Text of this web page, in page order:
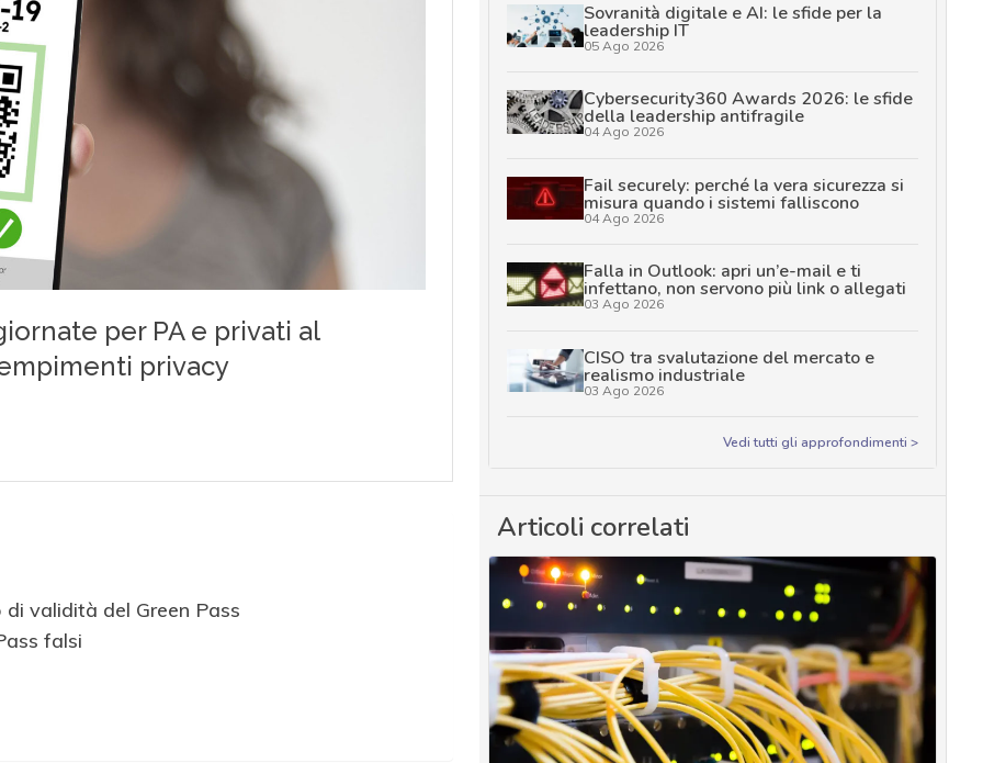
validità del Green Pass
falsi
Sovranità digitale e AI: le sfide per la
leadership IT
05 Ago 2026
Cybersecurity360 Awards 2026: le sfide
della leadership antifragile
04 Ago 2026
Fail securely: perché la vera sicurezza si
misura quando i sistemi falliscono
04 Ago 2026
Falla in Outlook: apri un’e-mail e ti
infettano, non servono più link o allegati
03 Ago 2026
CISO tra svalutazione del mercato e
realismo industriale
03 Ago 2026
Vedi tutti gli approfondimenti >
Articoli correlati